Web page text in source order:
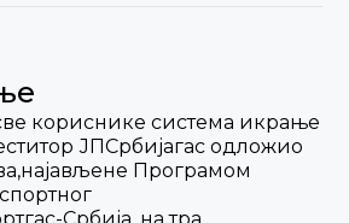
кориснике система икрање
ЈПСрбијагас одложио
Програмом